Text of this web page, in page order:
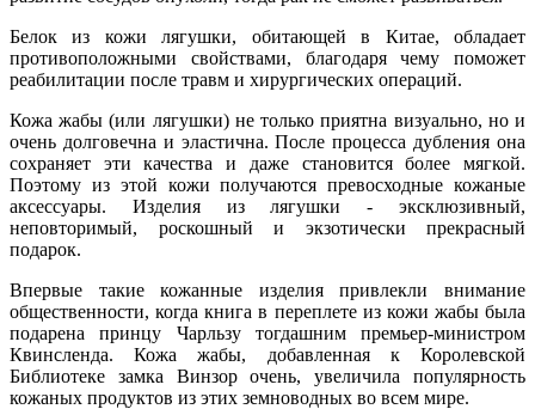
Белок из кожи лягушки, обитающей в Китае, обладает
противоположными свойствами, благодаря чему поможет
реабилитации после травм и хирургических операций.
Кожа жабы (или лягушки) не только приятна визуально, но и
очень долговечна и эластична. После процесса дубления она
сохраняет эти качества и даже становится более мягкой.
Поэтому из этой кожи получаются превосходные кожаные
аксессуары. Изделия из лягушки - эксклюзивный,
неповторимый, роскошный и экзотически прекрасный
подарок.
Впервые такие кожанные изделия привлекли внимание
общественности, когда книга в переплете из кожи жабы была
подарена принцу Чарльзу тогдашним премьер-министром
Квинсленда. Кожа жабы, добавленная к Королевской
Библиотеке замка Винзор очень, увеличила популярность
кожаных продуктов из этих земноводных во всем мире.